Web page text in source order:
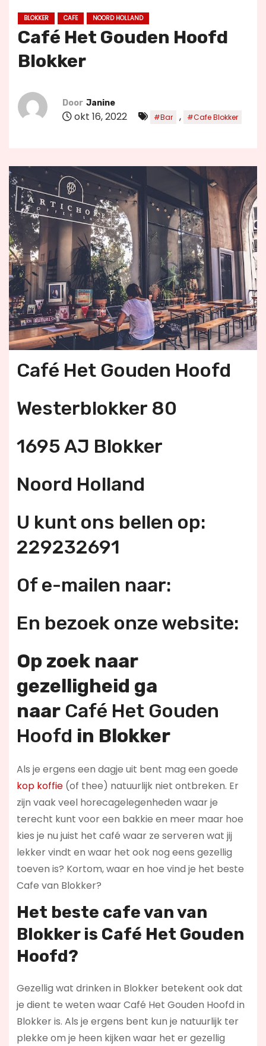
BLOKKER CAFE NOORD HOLLAND
Café Het Gouden Hoofd
Blokker
Door Janine
okt 16, 2022 #Bar , #Cafe Blokker
Café Het Gouden Hoofd
Westerblokker 80
1695 AJ Blokker
Noord Holland
U kunt ons bellen op:
229232691
Of e-mailen naar:
En bezoek onze website:
Op zoek naar
gezelligheid ga
naar Café Het Gouden
Hoofd in Blokker
Als je ergens een dagje uit bent mag een goede
kop koffie(of thee) natuurlijk niet ontbreken. Er
zijn vaak veel horecagelegenheden waar je
terecht kunt voor een bakkie en meer maar hoe
kies je nu juist het café waar ze serveren wat jij
lekker vindt en waar het ook nog eens gezellig
toeven is? Kortom, waar en hoe vind je het beste
Cafe van Blokker?
Het beste cafe van van
Blokker is Café Het Gouden
Hoofd?
Gezellig wat drinken in Blokker betekent ook dat
je dient te weten waar Café Het Gouden Hoofd in
Blokker is. Als je ergens bent kun je natuurlijk ter
plekke om je heen kijken waar het er gezellig